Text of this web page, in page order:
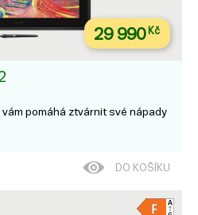
29 990Kč
pomáhá ztvárnit své nápady
DO KOŠÍKU